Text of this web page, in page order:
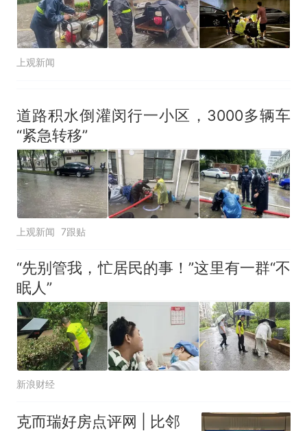
上观新闻
道路积水倒灌闵行一小区，3000多辆车
“紧急转移”
上观新闻 7跟贴
“先别管我，忙居民的事！”这里有一群“不
眠人”
新浪财经
克而瑞好房点评网 | 比邻